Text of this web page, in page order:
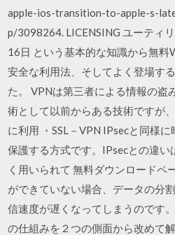
apple-ios-transition-to-apple-s-
p/3098264. LICENSING ユーティ
16日 という基本的な知識から無
安全な利用法、そしてよく登場す
た。 VPNは第三者による情報の盗
術として以前からある技術ですが
に利用 ・SSL－VPN IPsecと同様
保護する方式です。IPsecとの違い
く用いられて 無料ダウンロードペ
ができていない場合、データの分
信速度が遅くなってしまうのです
の仕組みを２つの側面から改めて